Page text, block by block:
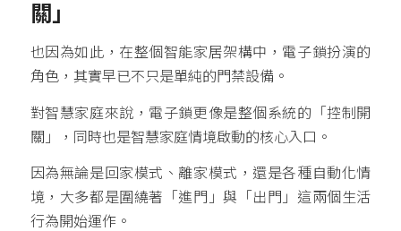
關」
也因為如此，在整個智能家居架構中，電子鎖扮演的
角色，其實早已不只是單純的門禁設備。
對智慧家庭來說，電子鎖更像是整個系統的「控制開
關」，同時也是智慧家庭情境啟動的核心入口。
因為無論是回家模式、離家模式，還是各種自動化情
境，大多都是圍繞著「進門」與「出門」這兩個生活
行為開始運作。